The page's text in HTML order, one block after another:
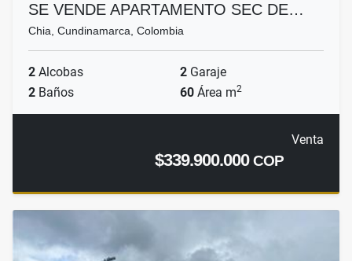
SE VENDE APARTAMENTO SEC DE…
Chia, Cundinamarca, Colombia
2 Alcobas 2 Garaje
2 Baños 60 Área m2
Venta
$339.900.000COP